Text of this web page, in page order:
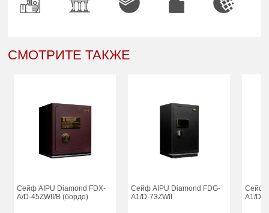
СМОТРИТЕ ТАКЖЕ
Сейф AIPU Diamond FDX-
A/D-45ZWII/B (бордо)
Сейф AIPU Diamond FDG-
A1/D-73ZWII
Сейф
A1/D-